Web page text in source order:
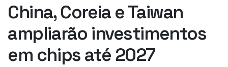
China, Coreia e Taiwan
ampliarão investimentos
em chips até 2027